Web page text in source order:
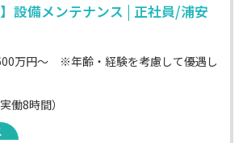
】設備メンテナンス | 正社員/浦安
万円～ ※年齢・経験を考慮して優遇し
働8時間）